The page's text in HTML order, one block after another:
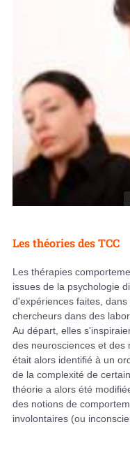
Les théories des TCC
Les thérapies
issues de la psychologie
d'expériences faites,
chercheurs dans des
Au départ, elles
des neurosciences et des
était alors identifié à un
de la complexité de
théorie a alors été
des notions de
involontaires (ou